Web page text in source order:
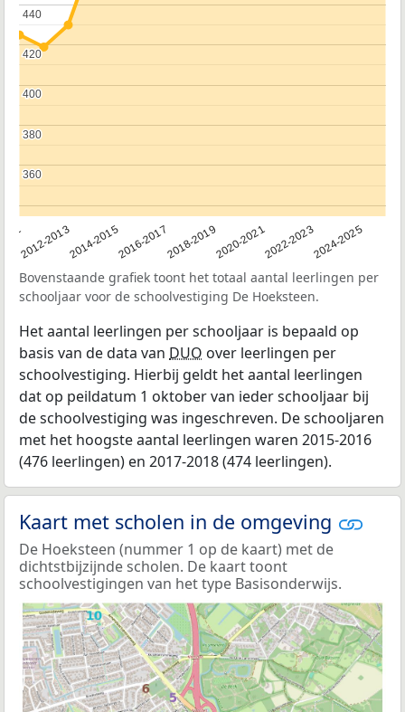
2012-20132014-20152016-20172018-20192020-20212022-20232024-2025
360
360
380
380
400
400
420
420
440
440
Bovenstaande grafiek toont het totaal aantal leerlingen per
schooljaar voor de schoolvestiging De Hoeksteen.
Het aantal leerlingen per schooljaar is bepaald op
basis van de data van DUO over leerlingen per
schoolvestiging. Hierbij geldt het aantal leerlingen
dat op peildatum 1 oktober van ieder schooljaar bij
de schoolvestiging was ingeschreven. De schooljaren
met het hoogste aantal leerlingen waren 2015-2016
(476 leerlingen) en 2017-2018 (474 leerlingen).
Kaart met scholen in de omgeving
De Hoeksteen (nummer 1 op de kaart) met de
dichtstbijzijnde scholen. De kaart toont
schoolvestigingen van het type Basisonderwijs.